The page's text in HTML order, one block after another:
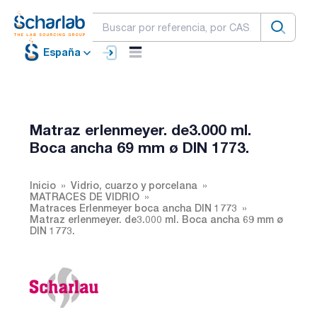
España
Matraz erlenmeyer. de3.000 ml.
Boca ancha 69 mm ø DIN 1773.
Inicio
Vidrio, cuarzo y porcelana
MATRACES DE VIDRIO
Matraces Erlenmeyer boca ancha DIN 1773
Matraz erlenmeyer. de3.000 ml. Boca ancha 69 mm ø
DIN 1773.